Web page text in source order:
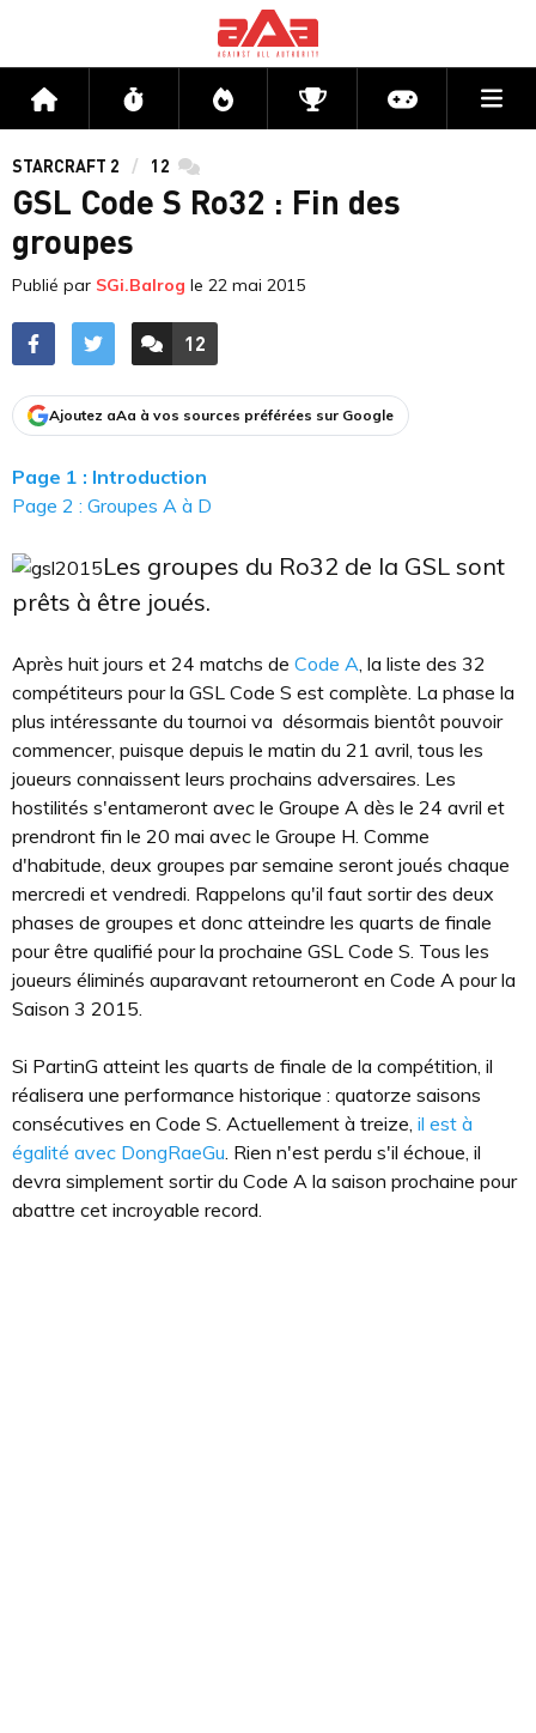
Accueil Flux Directs CompétitionsActu jeux
STARCRAFT 2 12 commentaires
GSL Code S Ro32 : Fin des
groupes
Publié par SGi.Balrog le 22 mai 2015
ACCÉDER AUX
12
COMMENTAIRES
Ajoutez aAa à vos sources préférées sur Google
Page 1 : Introduction
Page 2 : Groupes A à D
Les groupes du Ro32 de la GSL sont
prêts à être joués.
Après huit jours et 24 matchs de Code A, la liste des 32
compétiteurs pour la GSL Code S est complète. La phase la
plus intéressante du tournoi va désormais bientôt pouvoir
commencer, puisque depuis le matin du 21 avril, tous les
joueurs connaissent leurs prochains adversaires. Les
hostilités s'entameront avec le Groupe A dès le 24 avril et
prendront fin le 20 mai avec le Groupe H. Comme
d'habitude, deux groupes par semaine seront joués chaque
mercredi et vendredi. Rappelons qu'il faut sortir des deux
phases de groupes et donc atteindre les quarts de finale
pour être qualifié pour la prochaine GSL Code S. Tous les
joueurs éliminés auparavant retourneront en Code A pour la
Saison 3 2015.
Si PartinG atteint les quarts de finale de la compétition, il
réalisera une performance historique : quatorze saisons
consécutives en Code S. Actuellement à treize, il est à
égalité avec DongRaeGu. Rien n'est perdu s'il échoue, il
devra simplement sortir du Code A la saison prochaine pour
abattre cet incroyable record.